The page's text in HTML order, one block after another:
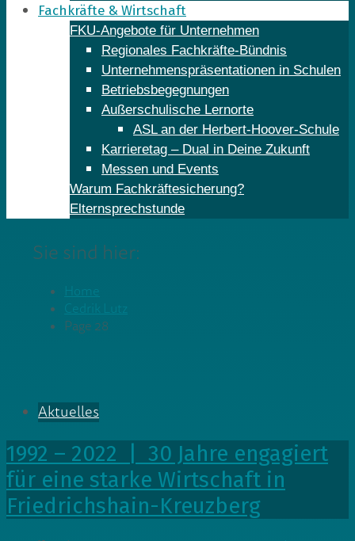
Fachkräfte & Wirtschaft
FKU-Angebote für Unternehmen
Regionales Fachkräfte-Bündnis
Unternehmenspräsentationen in Schulen
Betriebsbegegnungen
Außerschulische Lernorte
ASL an der Herbert-Hoover-Schule
Karrieretag – Dual in Deine Zukunft
Messen und Events
Warum Fachkräftesicherung?
Elternsprechstunde
Sie sind hier:
Home
Cedrik Lutz
Page 28
Aktuelles
1992 – 2022 | 30 Jahre engagiert
für eine starke Wirtschaft in
Friedrichshain-Kreuzberg